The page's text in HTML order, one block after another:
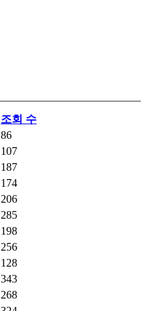
조회 수
86
107
187
174
206
285
198
256
128
343
268